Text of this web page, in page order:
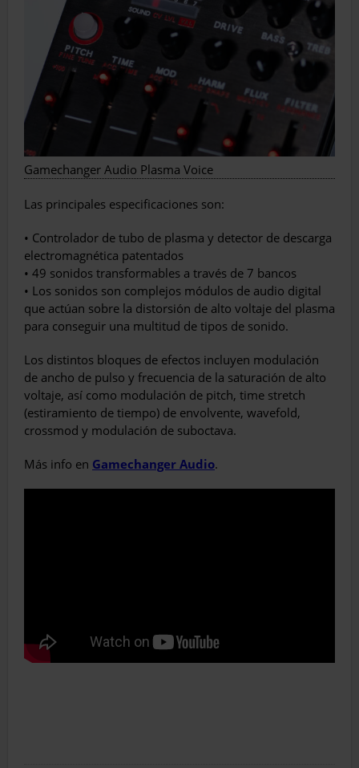
Gamechanger Audio Plasma Voice
Las principales especificaciones son:
• Controlador de tubo de plasma y detector de descarga
electromagnética patentados
• 49 sonidos transformables a través de 7 bancos
• Los sonidos son complejos módulos de audio digital
que actúan sobre la distorsión de alto voltaje del plasma
para conseguir una multitud de tipos de sonido.
Los distintos bloques de efectos incluyen modulación
de ancho de pulso y frecuencia de la saturación de alto
voltaje, así como modulación de pitch, time stretch
(estiramiento de tiempo) de envolvente, wavefold,
crossmod y modulación de suboctava.
Más info en Gamechanger Audio.